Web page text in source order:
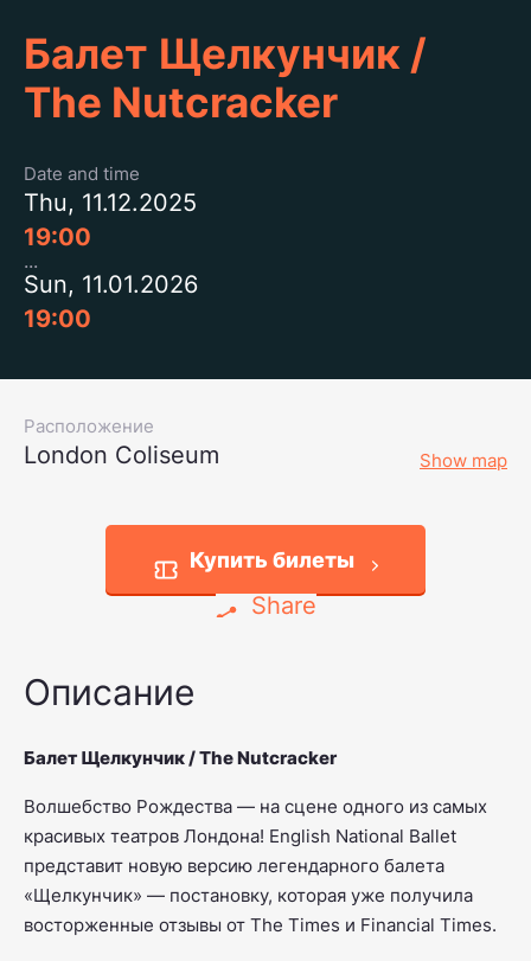
Балет Щелкунчик /
The Nutcracker
Date and time
Thu, 11.12.2025
19:00
Sun, 11.01.2026
19:00
Расположение
London Coliseum Show map
Купить билеты
Share
Описание
Балет Щелкунчик / The Nutcracker
Волшебство Рождества — на сцене одного из самых
красивых театров Лондона! English National Ballet
представит новую версию легендарного балета
«Щелкунчик» — постановку, которая уже получила
восторженные отзывы от The Times и Financial Times.